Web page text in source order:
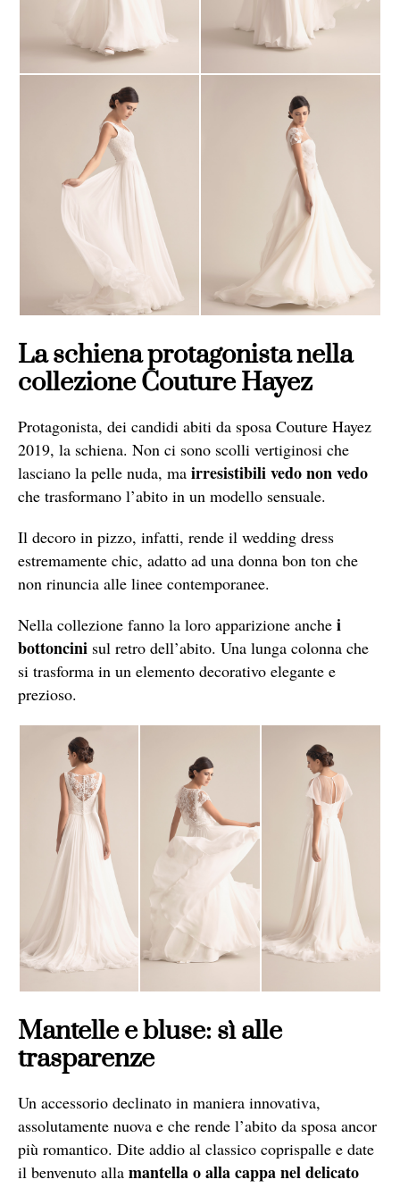
La schiena protagonista nella
collezione Couture Hayez
Protagonista, dei candidi abiti da sposa Couture Hayez
2019, la schiena. Non ci sono scolli vertiginosi che
lasciano la pelle nuda, ma irresistibili vedo non vedo
che trasformano l’abito in un modello sensuale.
Il decoro in pizzo, infatti, rende il wedding dress
estremamente chic, adatto ad una donna bon ton che
non rinuncia alle linee contemporanee.
Nella collezione fanno la loro apparizione anche i
bottoncini sul retro dell’abito. Una lunga colonna che
si trasforma in un elemento decorativo elegante e
prezioso.
Mantelle e bluse: sì alle
trasparenze
Un accessorio declinato in maniera innovativa,
assolutamente nuova e che rende l’abito da sposa ancor
più romantico. Dite addio al classico coprispalle e date
il benvenuto alla mantella o alla cappa nel delicato